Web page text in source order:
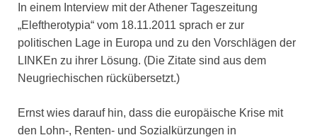
In einem Interview mit der Athener Tageszeitung
„Eleftherotypia“ vom 18.11.2011 sprach er zur
politischen Lage in Europa und zu den Vorschlägen der
LINKEn zu ihrer Lösung. (Die Zitate sind aus dem
Neugriechischen rückübersetzt.)
Ernst wies darauf hin, dass die europäische Krise mit
den Lohn-, Renten- und Sozialkürzungen in